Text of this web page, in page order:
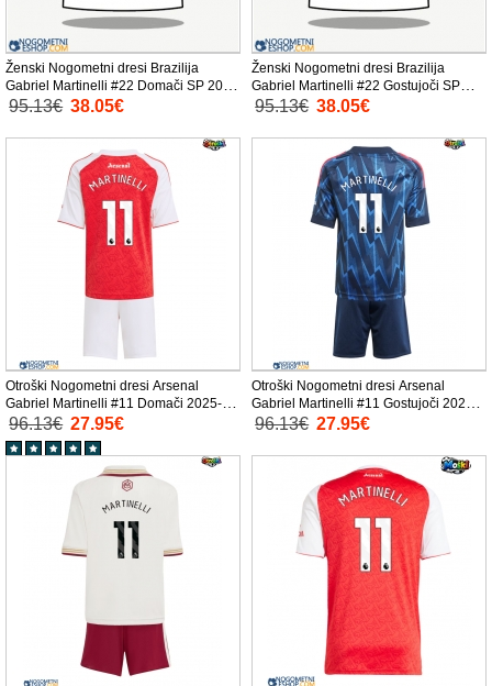
Ženski Nogometni dresi Brazilija
Gabriel Martinelli #22 Domači SP 2026
Kratek Rokav
95.13€ 38.05€
Ženski Nogometni dresi Brazilija
Gabriel Martinelli #22 Gostujoči SP
2026 Kratek Rokav
95.13€ 38.05€
Otroški Nogometni dresi Arsenal
Gabriel Martinelli #11 Domači 2025-26
Kratek Rokav (+ Kratke hlače)
96.13€ 27.95€
Otroški Nogometni dresi Arsenal
Gabriel Martinelli #11 Gostujoči 2025-
26 Kratek Rokav (+ Kratke hlače)
96.13€ 27.95€